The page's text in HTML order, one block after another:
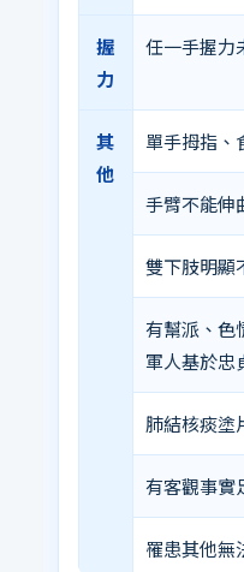
握
力
任一手握力
其
他
單手拇指、
手臂不能伸
雙下肢明顯
有幫派、色
軍人基於忠
肺結核痰塗
有客觀事實
罹患其他無